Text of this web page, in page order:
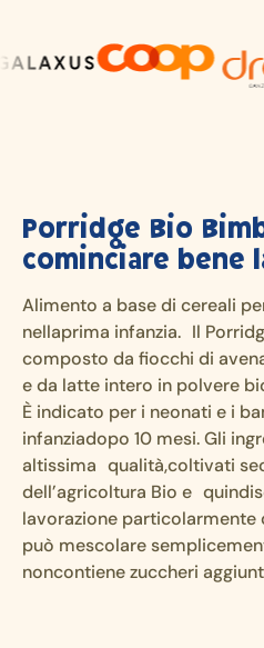
Porridge Bio
cominciare bene
Alimento a base di cereali
nellaprima infanzia. Il
composto da fiocchi di
e da latte intero in polvere
È indicato per i neonati e i
infanziadopo 10 mesi. Gli
altissima qualità,coltivati
dell’agricoltura Bio e
lavorazione
può mescolare
noncontiene zuccheri